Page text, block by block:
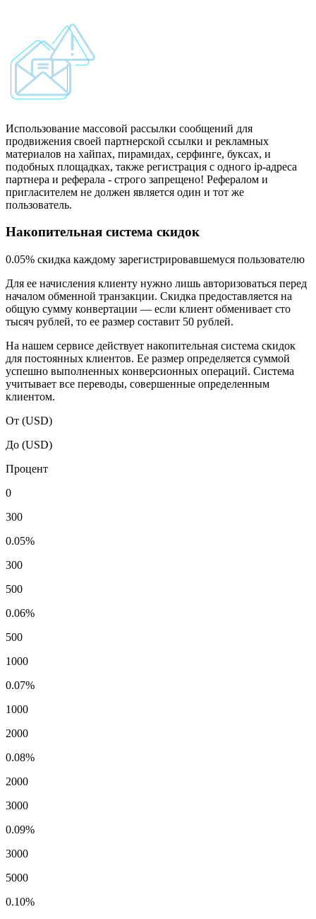
Использование массовой рассылки сообщений для
продвижения своей партнерской ссылки и рекламных
материалов на хайпах, пирамидах, серфинге, буксах, и
подобных площадках, также регистрация с одного ip-адреса
партнера и реферала - строго запрещено! Рефералом и
пригласителем не должен является один и тот же
пользователь.
Накопительная система скидок
0.05% скидка каждому зарегистрировавшемуся пользователю
Для ее начисления клиенту нужно лишь авторизоваться перед
началом обменной транзакции. Скидка предоставляется на
общую сумму конвертации — если клиент обменивает сто
тысяч рублей, то ее размер составит 50 рублей.
На нашем сервисе действует накопительная система скидок
для постоянных клиентов. Ее размер определяется суммой
успешно выполненных конверсионных операций. Система
учитывает все переводы, совершенные определенным
клиентом.
От (USD)
До (USD)
Процент
0
300
0.05%
300
500
0.06%
500
1000
0.07%
1000
2000
0.08%
2000
3000
0.09%
3000
5000
0.10%